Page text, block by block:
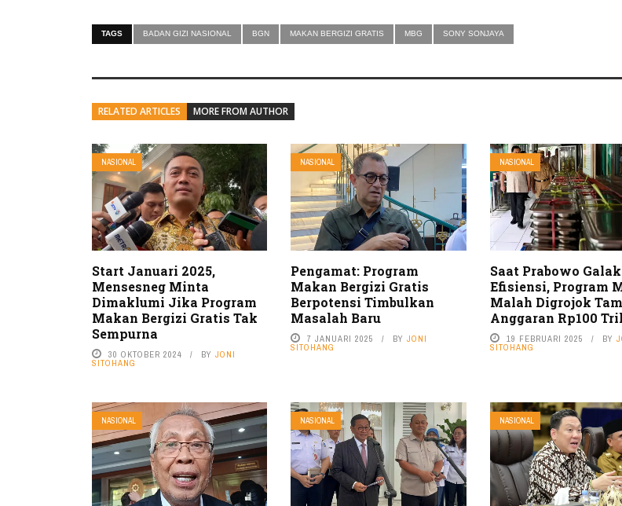
TAGS BADAN GIZI NASIONAL BGN MAKAN BERGIZI GRATIS MBG SONY SONJAYA
RELATED ARTICLES MORE FROM AUTHOR
NASIONAL
Start Januari 2025,
Mensesneg Minta
Dimaklumi Jika Program
Makan Bergizi Gratis Tak
Sempurna
30 OKTOBER 2024 BY JONI
SITOHANG
NASIONAL
Pengamat: Program
Makan Bergizi Gratis
Berpotensi Timbulkan
Masalah Baru
7 JANUARI 2025 BYJONI
SITOHANG
NASIONAL
Saat Prabowo
Efisiensi, Program
Malah Digrojok
Anggaran Rp100
19 FEBRUARI 2025 BY
SITOHANG
NASIONAL NASIONAL NASIONAL